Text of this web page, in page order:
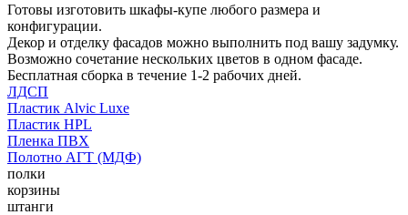
Готовы изготовить шкафы-купе любого размера и
конфигурации.
Декор и отделку фасадов можно выполнить под вашу задумку.
Возможно сочетание нескольких цветов в одном фасаде.
Бесплатная сборка в течение 1-2 рабочих дней.
ЛДСП
Пластик Alvic Luxe
Пластик HPL
Пленка ПВХ
Полотно АГТ (МДФ)
полки
корзины
штанги